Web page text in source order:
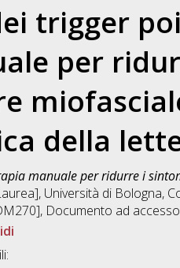
trigger
per
della
manuale per ridurre i
Università di Bologna,
, Documento ad